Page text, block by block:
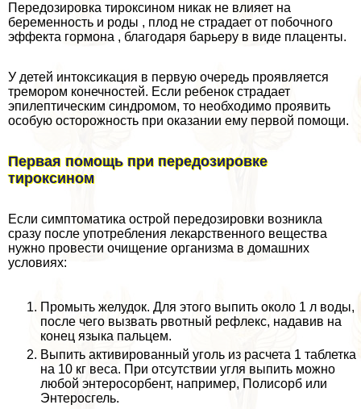
Передозировка тироксином никак не влияет на
беременность и роды , плод не страдает от побочного
эффекта гормона , благодаря барьеру в виде плаценты.
У детей интоксикация в первую очередь проявляется
тремором конечностей. Если ребенок страдает
эпилептическим синдромом, то необходимо проявить
особую осторожность при оказании ему первой помощи.
Первая помощь при передозировке
тироксином
Если симптоматика острой передозировки возникла
сразу после употрeбления лекарственного вещества
нужно провести очищение организма в домашних
условиях:
Промыть желудок. Для этого выпить около 1 л воды,
после чего вызвать рвотный рефлекс, надавив на
конец языка пальцем.
Выпить активированный уголь из расчета 1 таблетка
на 10 кг веса. При отсутствии угля выпить можно
любой энтеросорбент, например, Полисорб или
Энтеросгель.